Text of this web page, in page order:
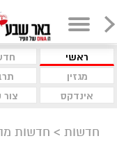
ראשי
מגזין
אינדקס
חדשות > חדשות